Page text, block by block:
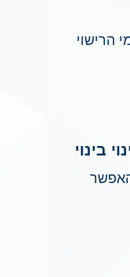
הרישוי
בינוי
האפשר